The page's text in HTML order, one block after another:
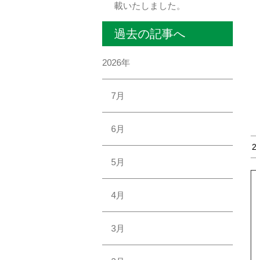
載いたしました。
過去の記事へ
2026年
7月
6月
5月
4月
3月